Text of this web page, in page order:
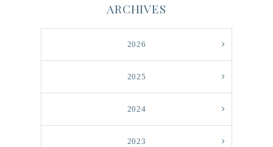
ARCHIVES
2026
2025
2024
2023